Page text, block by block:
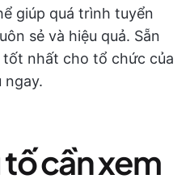
giúp quá trình tuyển
sẻ và hiệu quả. Sẵn
nhất cho tổ chức của
ngay.
cần xem